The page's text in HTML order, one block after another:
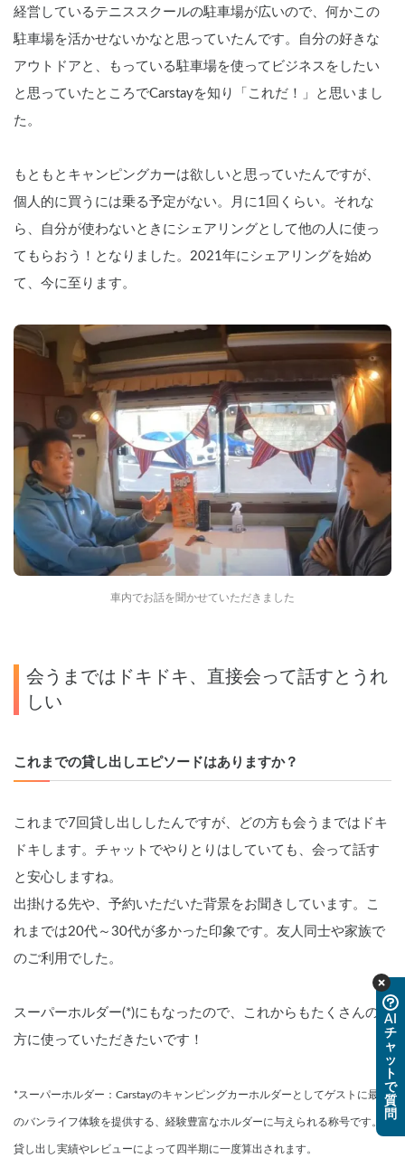
経営しているテニススクールの駐車場が広いので、何かこの
駐車場を活かせないかなと思っていたんです。自分の好きな
アウトドアと、もっている駐車場を使ってビジネスをしたい
と思っていたところでCarstayを知り「これだ！」と思いまし
た。
もともとキャンピングカーは欲しいと思っていたんですが、
個人的に買うには乗る予定がない。月に1回くらい。それな
ら、自分が使わないときにシェアリングとして他の人に使っ
てもらおう！となりました。2021年にシェアリングを始め
て、今に至ります。
車内でお話を聞かせていただきました
会うまではドキドキ、直接会って話すとうれ
しい
これまでの貸し出しエピソードはありますか？
これまで7回貸し出ししたんですが、どの方も会うまではドキ
ドキします。チャットでやりとりはしていても、会って話す
と安心しますね。
出掛ける先や、予約いただいた背景をお聞きしています。こ
れまでは20代～30代が多かった印象です。友人同士や家族で
のご利用でした。
スーパーホルダー(*)にもなったので、これからもたくさんの
方に使っていただきたいです！
*スーパーホルダー：Carstayのキャンピングカーホルダーとしてゲストに最高
のバンライフ体験を提供する、経験豊富なホルダーに与えられる称号です。
貸し出し実績やレビューによって四半期に一度算出されます。
AI
チ
ャ
ッ
ト
で
質
問